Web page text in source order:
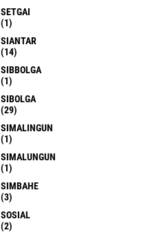
SETGAI
(1)
SIANTAR
(14)
SIBBOLGA
(1)
SIBOLGA
(29)
SIMALINGUN
(1)
SIMALUNGUN
(1)
SIMBAHE
(3)
SOSIAL
(2)